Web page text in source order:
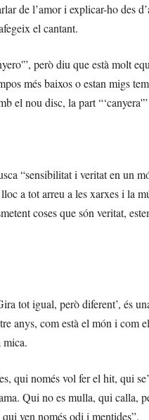
de l’amor i explicar-ho des
el cantant.
però diu que està molt
més baixos o estan migs
el nou disc, la part
“sensibilitat i veritat en un
a tot arreu a les xarxes i la
coses que són veritat,
tot igual, però diferent’, és
anys, com està el món i com
mica.
qui només vol fer el hit, qui
Qui no es mulla, qui
ven només odi i mentides”.